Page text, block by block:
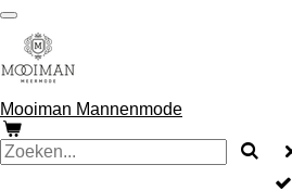
Ga
direct
naar
de
Mooiman Mannenmode